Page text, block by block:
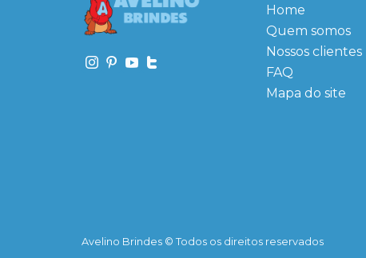
Home
Quem somos
Nossos clientes
FAQ
Mapa do site
Avelino Brindes © Todos os direitos reservados